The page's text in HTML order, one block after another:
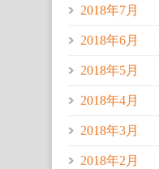
2018年7月
2018年6月
2018年5月
2018年4月
2018年3月
2018年2月